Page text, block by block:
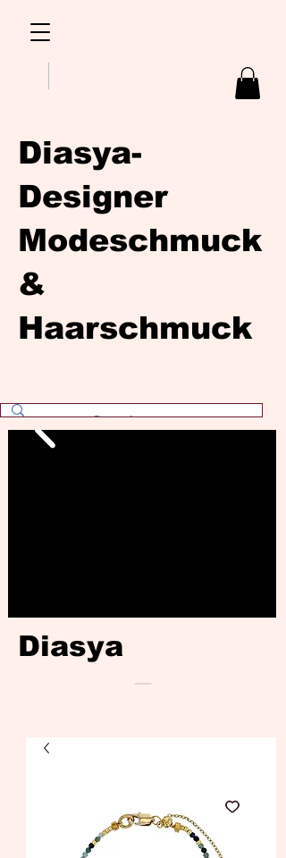
Diasya-
Designer
Modeschmuck
&
Haarschmuck
Diasya